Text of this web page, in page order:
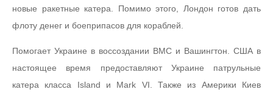
новые ракетные катера. Помимо этого, Лондон готов дать
флоту денег и боеприпасов для кораблей.
Помогает Украине в воссоздании ВМС и Вашингтон. США в
настоящее время предоставляют Украине патрульные
катера класса Island и Mark VI. Также из Америки Киев